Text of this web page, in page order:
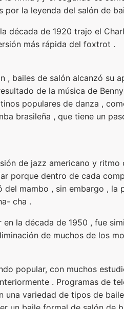
por la leyenda del salón de
década de 1920 trajo el
más rápida del foxtrot .
, bailes de salón alcanzó su
de la música de
populares de danza ,
brasileña , que tiene un
de jazz americano y
porque dentro de cada
del mambo , sin embargo ,
cha .
en la década de 1950 , fue
de muchos de los
popular, con muchos
. Programas de
una variedad de tipos de